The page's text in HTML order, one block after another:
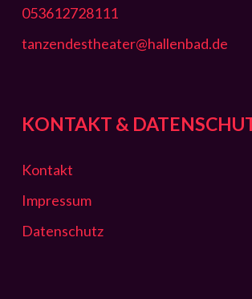
053612728111
tanzendestheater@hallenbad.de
KONTAKT &
Kontakt
Impressum
Datenschutz